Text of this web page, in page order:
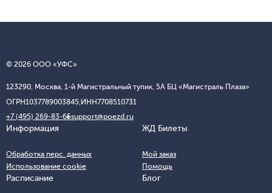
© 2026 ООО «УФС»
123290, Москва, 1-й Магистральный тупик, 5А БЦ «Магистраль Плаза»
ОГРН1037789003845;ИНН7708510731
+7 (495) 269-83-65support@poezd.ru
Информация
Обработка перс. данных
Использование cookie
ЖД Билеты
Мой заказ
Помощь
Расписание Блог